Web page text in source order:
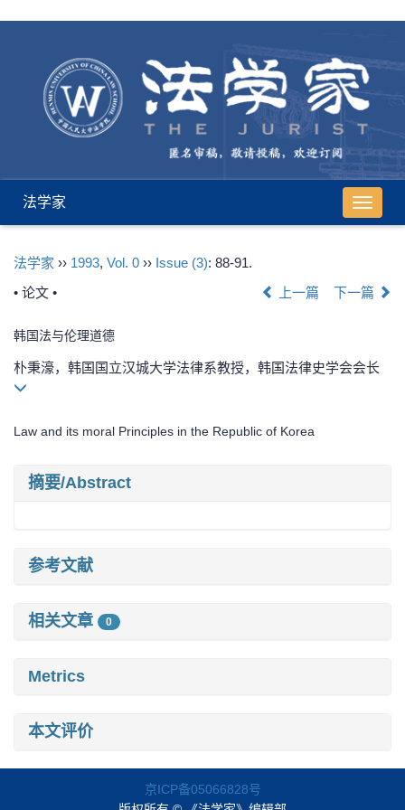
导
航
法学家
法学家 ›› 1993, Vol. 0 ›› Issue (3): 88-91.
• 论文 •
上一篇 下一篇
韩国法与伦理道德
朴秉濠，韩国国立汉城大学法律系教授，韩国法律史学会会长
Law and its moral Principles in the Republic of Korea
摘要/Abstract
参考文献
相关文章 0
Metrics
本文评价
京ICP备05066828号